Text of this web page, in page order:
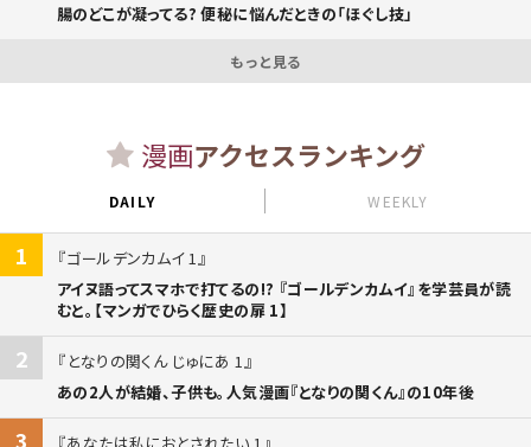
腸のどこが凝ってる? 便秘に悩んだときの「ほぐし技」
もっと見る
漫画アクセスランキング
DAILY WEEKLY
1
ゴールデンカムイ 1
アイヌ語ってスマホで打てるの!? 『ゴールデンカムイ』を学芸員が読
むと。【マンガでひらく歴史の扉 1】
2
となりの関くん じゅにあ 1
あの2人が結婚、子供も。人気漫画『となりの関くん』の10年後
3 あなたは私におとされたい 1